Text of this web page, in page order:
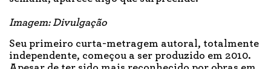
Imagem: Divulgação
Seu primeiro curta-metragem autoral, totalmente
independente, começou a ser produzido em 2010.